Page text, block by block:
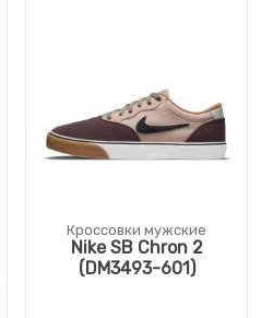
Кроссовки мужские
Nike SB Chron 2
(DM3493-601)